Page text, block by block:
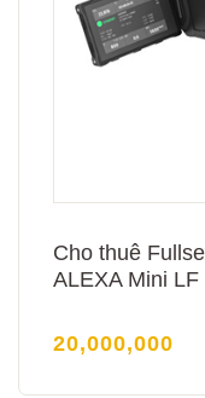
Cho thuê
ALEXA Mini LF
20,000,000